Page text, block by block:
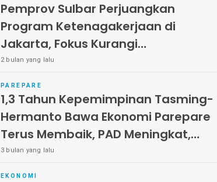
Pemprov Sulbar Perjuangkan
Program Ketenagakerjaan di
Jakarta, Fokus Kurangi
Pengangguran dan Kemiskinan
2 bulan yang lalu
PAREPARE
1,3 Tahun Kepemimpinan Tasming-
Hermanto Bawa Ekonomi Parepare
Terus Membaik, PAD Meningkat,
Pengangguran dan Kemiskinan
Turun
3 bulan yang lalu
EKONOMI